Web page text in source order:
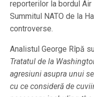
reporterilor la bordul Air
Summitul NATO de la
controverse.
Analistul George Rîpă
Tratatul de la
agresiuni asupra unui
cu ce consideră de